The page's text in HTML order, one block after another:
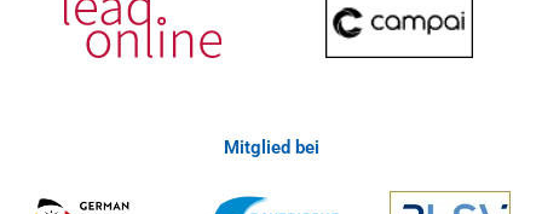
Mitglied bei